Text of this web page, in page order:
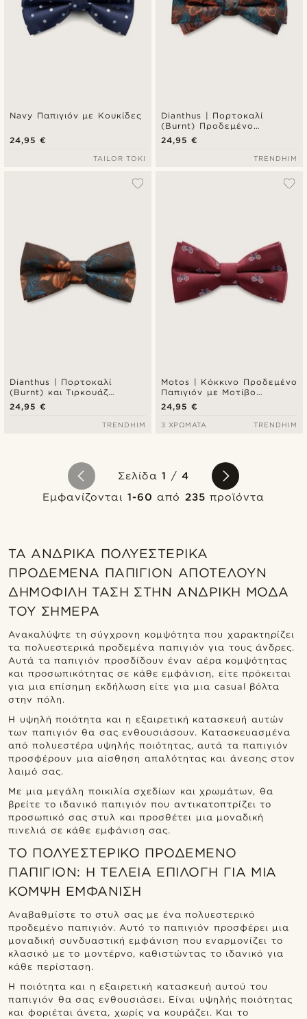
Navy Παπιγιόν με Κουκίδες
24,95 €
TAILOR TOKI
Dianthus | Πορτοκαλί
(Burnt) Προδεμένο
Παπιγιόν με Φλοράλ
Μοτίβο
24,95 €
TRENDHIM
Dianthus | Πορτοκαλί
(Burnt) και Τιρκουάζ
Προδεμένο Παπιγιόν με
Φλοράλ Μοτίβο
24,95 €
TRENDHIM
Motos | Κόκκινο Προδεμένο
Παπιγιόν με Μοτίβο
Ποδήλατα
24,95 €
3 ΧΡΏΜΑΤΑ TRENDHIM
Σελίδα1 /4
Εμφανίζονται 1-60 από 235 προϊόντα
ΤΑ ΑΝΔΡΙΚΆ ΠΟΛΥΕΣΤΕΡΙΚΆ
ΠΡΟΔΕΜΈΝΑ ΠΑΠΙΓΙΌΝ ΑΠΟΤΕΛΟΎΝ
ΔΗΜΟΦΙΛΉ ΤΆΣΗ ΣΤΗΝ ΑΝΔΡΙΚΉ ΜΌΔΑ
ΤΟΥ ΣΉΜΕΡΑ
Ανακαλύψτε τη σύγχρονη κομψότητα που χαρακτηρίζει
τα πολυεστερικά προδεμένα παπιγιόν για τους άνδρες.
Αυτά τα παπιγιόν προσδίδουν έναν αέρα κομψότητας
και προσωπικότητας σε κάθε εμφάνιση, είτε πρόκειται
για μια επίσημη εκδήλωση είτε για μια casual βόλτα
στην πόλη.
Η υψηλή ποιότητα και η εξαιρετική κατασκευή αυτών
των παπιγιόν θα σας ενθουσιάσουν. Κατασκευασμένα
από πολυεστέρα υψηλής ποιότητας, αυτά τα παπιγιόν
προσφέρουν μια αίσθηση απαλότητας και άνεσης στον
λαιμό σας.
Με μια μεγάλη ποικιλία σχεδίων και χρωμάτων, θα
βρείτε το ιδανικό παπιγιόν που αντικατοπτρίζει το
προσωπικό σας στυλ και προσθέτει μια μοναδική
πινελιά σε κάθε εμφάνιση σας.
ΤΟ ΠΟΛΥΕΣΤΕΡΙΚΌ ΠΡΟΔΕΜΈΝΟ
ΠΑΠΙΓΙΌΝ: Η ΤΈΛΕΙΑ ΕΠΙΛΟΓΉ ΓΙΑ ΜΙΑ
ΚΟΜΨΉ ΕΜΦΆΝΙΣΗ
Αναβαθμίστε το στυλ σας με ένα πολυεστερικό
προδεμένο παπιγιόν. Αυτό το παπιγιόν προσφέρει μια
μοναδική συνδυαστική εμφάνιση που εναρμονίζει το
κλασικό με το μοντέρνο, καθιστώντας το ιδανικό για
κάθε περίσταση.
Η ποιότητα και η εξαιρετική κατασκευή αυτού του
παπιγιόν θα σας ενθουσιάσει. Είναι υψηλής ποιότητας
και φοριέται άνετα, χωρίς να κουράζει. Και το